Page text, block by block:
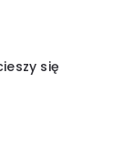
się